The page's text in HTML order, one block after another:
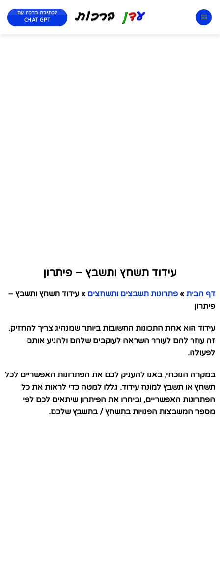
לכתיבת ברכה עם
CHAT GPT
עידוד תשחץ ותשבץ – פיתרון
דף הבית » פתרונות תשבצים ותשחצים » עידוד תשחץ ותשבץ –
פיתרון
עידוד הוא אחת התכונות החשובות ביותר שמנהיג צריך להחזיק.
זה עוזר להם לעורר השראה לעוקבים שלהם ולהניע אותם
לפעולה.
במקרה הנוכחי, באנו להעניק לכם את הפתרונות האפשריים לכל
תשחץ או תשבץ למונח עידוד. גללו למטה כדי לראות את כל
הפתרונות האפשריים, וביחרו את הפיתרון שיתאים לכם לפי
מספר המשבצות הפנויות בתשחץ / בתשבץ שלכם.